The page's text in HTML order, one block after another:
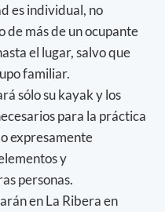
es individual, no
más de un ocupante
el lugar, salvo que
familiar.
sólo su kayak y los
para la práctica
expresamente
y
personas.
en La Ribera en